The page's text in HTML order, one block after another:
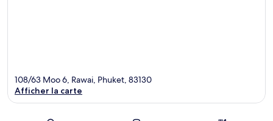
108/63 Moo 6, Rawai, Phuket, 83130
Afficher la carte